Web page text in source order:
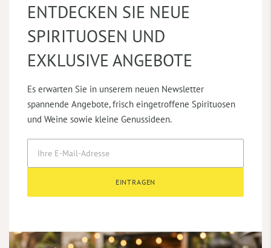
ENTDECKEN SIE NEUE
SPIRITUOSEN UND
EXKLUSIVE ANGEBOTE
Es erwarten Sie in unserem neuen Newsletter
spannende Angebote, frisch eingetroffene Spirituosen
und Weine sowie kleine Genussideen.
EINTRAGEN